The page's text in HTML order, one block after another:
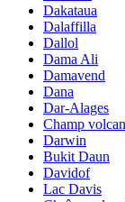
Dakataua
Dalaffilla
Dallol
Dama Ali
Damavend
Dana
Dar-Alages
Champ
Darwin
Bukit Daun
Davidof
Lac Davis